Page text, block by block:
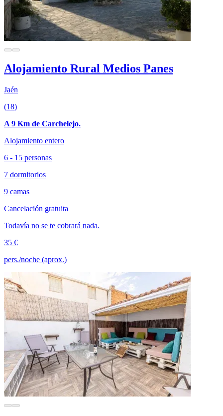
Alojamiento Rural Medios Panes
Jaén
(18)
A 9 Km de Carchelejo.
Alojamiento entero
6 - 15 personas
7 dormitorios
9 camas
Cancelación gratuita
Todavía no se te cobrará nada.
35 €
pers./noche (aprox.)